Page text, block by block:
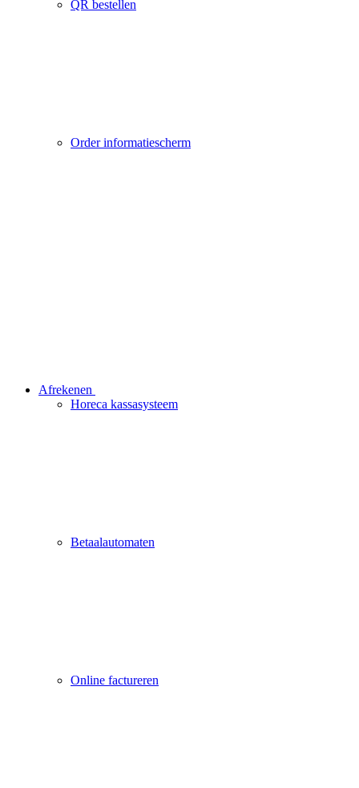
QR bestellen
Order informatiescherm
Afrekenen
Horeca kassasysteem
Betaalautomaten
Online factureren